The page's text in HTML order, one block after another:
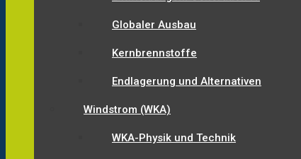
Globaler Ausbau
Kernbrennstoffe
Endlagerung und Alternativen
Windstrom (WKA)
WKA-Physik und Technik